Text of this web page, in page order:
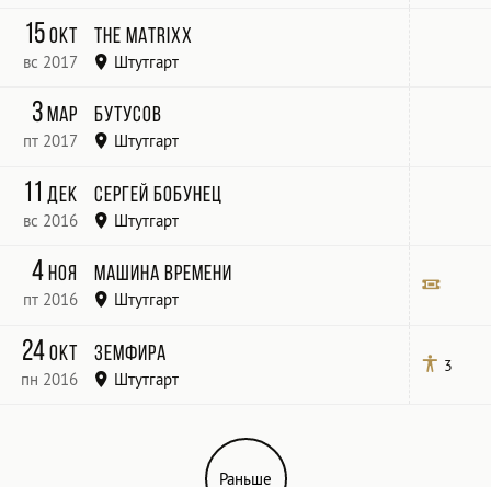
Kulturhaus Arena
15окт
вс 2017
The MATRIXX
Штутгарт
Club «LKA-Longhorn», начало в 19:00 Билеты
3мар
пт 2017
Бутусов
Штутгарт
Kulturhaus Arena
11дек
вс 2016
Сергей Бобунец
Штутгарт
клуб «LKA-Longhorn»
4ноя
пт 2016
Машина времени
Штутгарт
Liederhalle, Mozart-Saal
24окт
пн 2016
Земфира
Штутгарт
3
Раньше